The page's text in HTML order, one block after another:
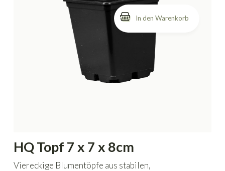
HQ Topf 7 x 7 x 8cm
Viereckige Blumentöpfe aus stabilen,